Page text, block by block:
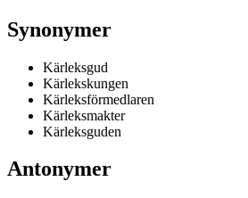
Synonymer
Kärleksgud
Kärlekskungen
Kärleksförmedlaren
Kärleksmakter
Kärleksguden
Antonymer